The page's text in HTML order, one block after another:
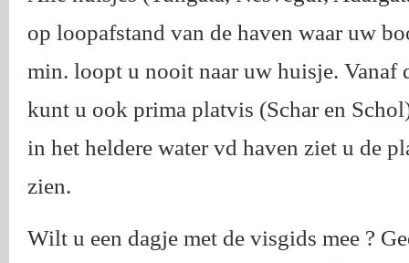
op loopafstand van de haven waar uw
min. loopt u nooit naar uw huisje. Vanaf
kunt u ook prima platvis (Schar en
in het heldere water vd haven ziet u de
zien.
Wilt u een dagje met de visgids mee ?